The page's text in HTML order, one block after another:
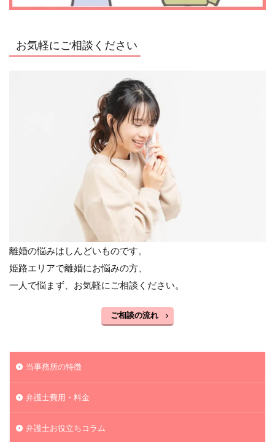
お気軽にご相談ください
離婚の悩みはしんどいものです。
姫路エリアで離婚にお悩みの方、
一人で悩まず、お気軽にご相談ください。
ご相談の流れ
当事務所の特徴
弁護士費用・料金
弁護士お役立ちコラム